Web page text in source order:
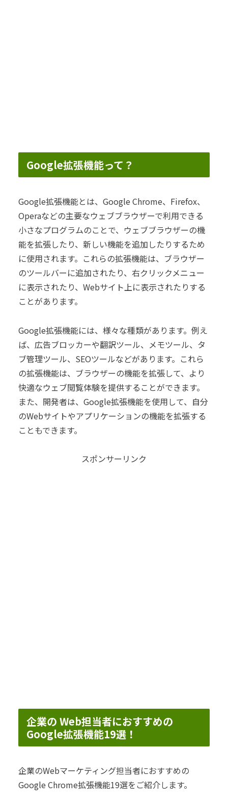
Google拡張機能って？
Google拡張機能とは、Google Chrome、Firefox、
Operaなどの主要なウェブブラウザーで利用できる
小さなプログラムのことで、ウェブブラウザーの機
能を拡張したり、新しい機能を追加したりするため
に使用されます。これらの拡張機能は、ブラウザー
のツールバーに追加されたり、右クリックメニュー
に表示されたり、Webサイト上に表示されたりする
ことがあります。
Google拡張機能には、様々な種類があります。例え
ば、広告ブロッカーや翻訳ツール、メモツール、タ
ブ管理ツール、SEOツールなどがあります。これら
の拡張機能は、ブラウザーの機能を拡張して、より
快適なウェブ閲覧体験を提供することができます。
また、開発者は、Google拡張機能を使用して、自分
のWebサイトやアプリケーションの機能を拡張する
こともできます。
スポンサーリンク
企業の Web担当者におすすめの
Google拡張機能19選！
企業のWebマーケティング担当者におすすめの
Google Chrome拡張機能19選をご紹介します。